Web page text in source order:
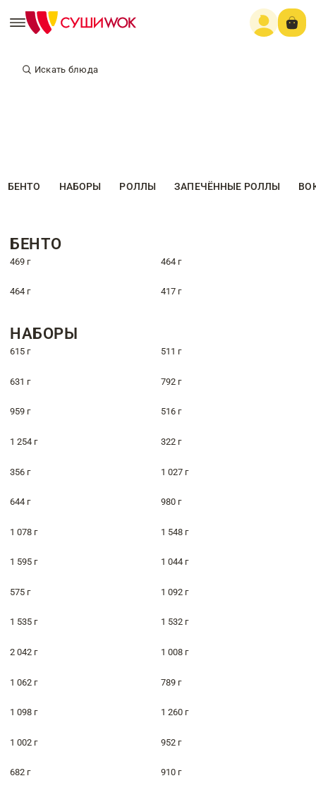
Искать блюда
БЕНТО НАБОРЫ РОЛЛЫ ЗАПЕЧЁННЫЕ РОЛЛЫ
БЕНТО
469 г 464 г
464 г 417 г
НАБОРЫ
615 г 511 г
631 г 792 г
959 г 516 г
1 254 г 322 г
356 г 1 027 г
644 г 980 г
1 078 г 1 548 г
1 595 г 1 044 г
575 г 1 092 г
1 535 г 1 532 г
2 042 г 1 008 г
1 062 г 789 г
1 098 г 1 260 г
1 002 г 952 г
682 г 910 г